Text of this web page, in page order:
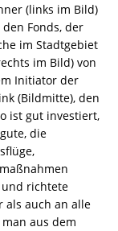
(links im Bild)
Fonds, der
im Stadtgebiet
im Bild) von
Initiator der
(Bildmitte), den
ist gut investiert,
die
und richtete
als auch an alle
aus dem